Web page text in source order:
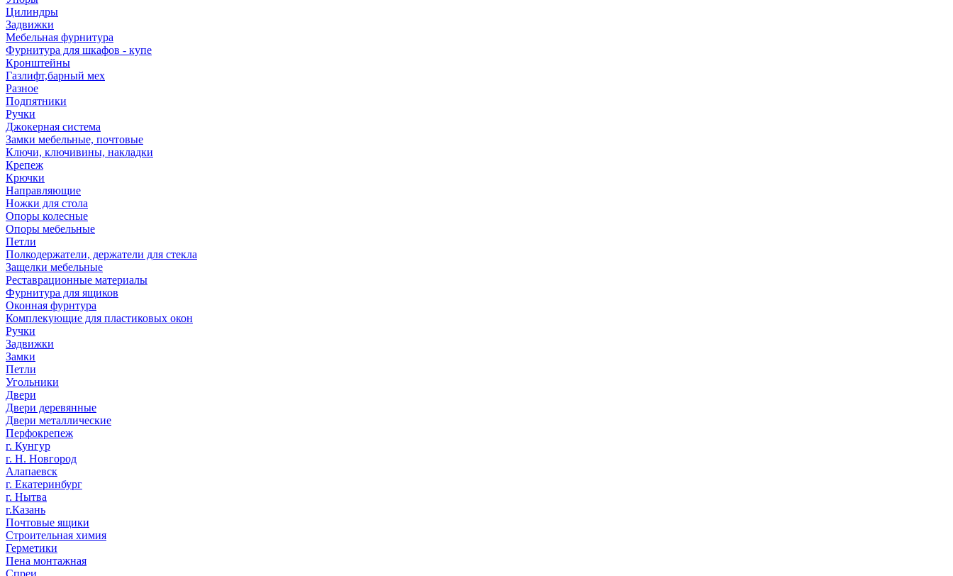
Цилиндры
Задвижки
Мебельная фурнитура
Фурнитура для шкафов - купе
Кронштейны
Газлифт,барный мех
Разное
Подпятники
Ручки
Джокерная система
Замки мебельные, почтовые
Ключи, ключивины, накладки
Крепеж
Крючки
Направляющие
Ножки для стола
Опоры колесные
Опоры мебельные
Петли
Полкодержатели, держатели для стекла
Защелки мебельные
Реставрационные материалы
Фурнитура для ящиков
Оконная фурнтура
Комплекующие для пластиковых окон
Ручки
Задвижки
Замки
Петли
Угольники
Двери
Двери деревянные
Двери металлические
Перфокрепеж
г. Кунгур
г. Н. Новгород
Алапаевск
г. Екатеринбург
г. Нытва
г.Казань
Почтовые ящики
Строительная химия
Герметики
Пена монтажная
Спреи